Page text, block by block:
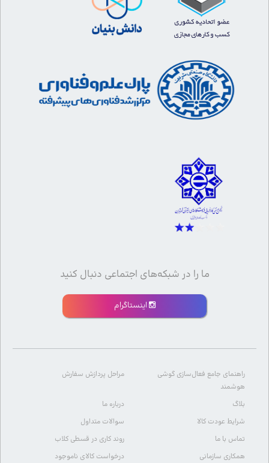
ما را در شبکه‌های اجتماعی دنبال کنید
اینستاگرام
راهنمای جامع فعال‌سازی گوشی
هوشمند
مراحل پردازش سفارش
بلاگ
درباره ما
شرایط عودت کالا
سوالات متداول
تماس با ما
روند کاری در قسطی کلاب
همکاری سازمانی
درخواست کالای ناموجود